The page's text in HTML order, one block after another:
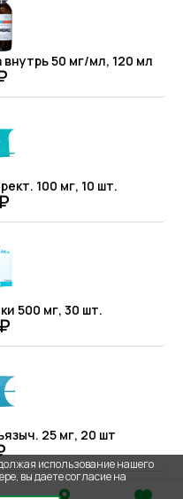
50 мг/мл, 120 мл
100 мг, 10 шт.
500 мг, 30 шт.
25 мг, 20 шт
использование нашего
вы даете согласие на